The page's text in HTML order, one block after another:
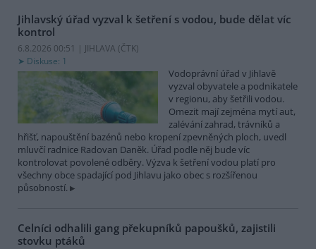
Jihlavský úřad vyzval k šetření s vodou, bude dělat víc
kontrol
6.8.2026 00:51 | JIHLAVA (ČTK)
Diskuse: 1
Vodoprávní úřad v Jihlavě
vyzval obyvatele a podnikatele
v regionu, aby šetřili vodou.
Omezit mají zejména mytí aut,
zalévání zahrad, trávníků a
hřišť, napouštění bazénů nebo kropení zpevněných ploch, uvedl
mluvčí radnice Radovan Daněk. Úřad podle něj bude víc
kontrolovat povolené odběry. Výzva k šetření vodou platí pro
všechny obce spadající pod Jihlavu jako obec s rozšířenou
působností.
Celníci odhalili gang překupníků papoušků, zajistili
stovku ptáků